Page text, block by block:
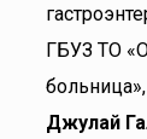
ГБУЗ ТО
Джулай